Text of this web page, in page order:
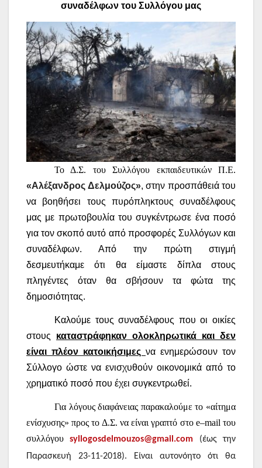
συναδέλφων του Συλλόγου μας
Το Δ.Σ. του Συλλόγου εκπαιδευτικών Π.Ε.
«Αλέξανδρος Δελμούζος», στην προσπάθειά του
να βοηθήσει τους πυρόπληκτους συναδέλφους
μας με πρωτοβουλία του συγκέντρωσε ένα ποσό
για τον σκοπό αυτό από προσφορές Συλλόγων και
συναδέλφων. Από την πρώτη στιγμή
δεσμευτήκαμε ότι θα είμαστε δίπλα στους
πληγέντες όταν θα σβήσουν τα φώτα της
δημοσιότητας.
Καλούμε τους συναδέλφους που οι οικίες
στους καταστράφηκαν ολοκληρωτικά και δεν
είναι πλέον κατοικήσιμες να ενημερώσουν τον
Σύλλογο ώστε να ενισχυθούν οικονομικά από το
χρηματικό ποσό που έχει συγκεντρωθεί.
Για λόγους διαφάνειας παρακαλούμε το «αίτημα
ενίσχυσης»προς το Δ.Σ. να είναι γραπτό στο e–mail του
συλλόγουsyllogosdelmouzos@gmail.com
(έως την
Παρασκευή 23-11-2018).
Είναι αυτονόητο ότι θα